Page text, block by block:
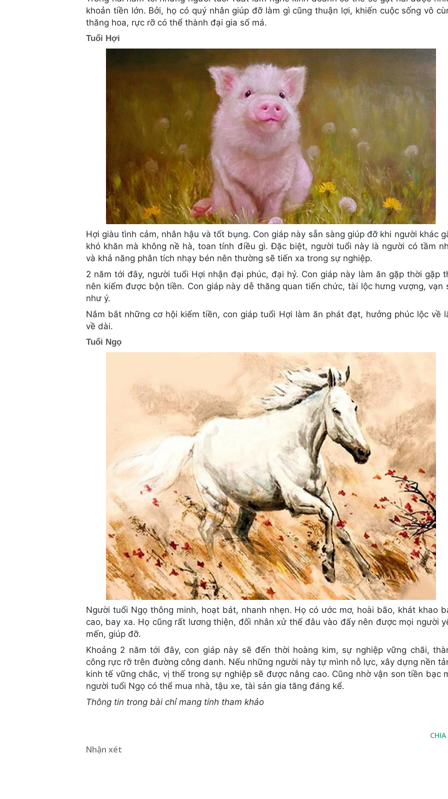
khoản tiền lớn. Bởi, họ có quý nhân giúp đỡ làm gì cũng thuận lợi, khiến cuộc sống vô
thăng hoa, rực rỡ có thể thành đại gia số má.
Tuổi Hợi
Hợi giàu tình cảm, nhân hậu và tốt bụng. Con giáp này sẵn sàng giúp đỡ khi người khác
khó khăn mà không nề hà, toan tính điều gì. Đặc biệt, người tuổi này là người có tầm
và khả năng phân tích nhạy bén nên thường sẽ tiến xa trong sự nghiệp.
2 năm tới đây, người tuổi Hợi nhận đại phúc, đại hỷ. Con giáp này làm ăn gặp thời gặp
nên kiếm được bộn tiền. Con giáp này dễ thăng quan tiến chức, tài lộc hưng vượng, vạn
như ý.
Nắm bắt những cơ hội kiếm tiền, con giáp tuổi Hợi làm ăn phát đạt, hưởng phúc lộc về
về dài.
Tuổi Ngọ
Người tuổi Ngọ thông minh, hoạt bát, nhanh nhẹn. Họ có ước mơ, hoài bão, khát khao
cao, bay xa. Họ cũng rất lương thiện, đối nhân xử thế đâu vào đấy nên được mọi người
mến, giúp đỡ.
Khoảng 2 năm tới đây, con giáp này sẽ đến thời hoàng kim, sự nghiệp vững chãi,
công rực rỡ trên đường công danh. Nếu những người này tự mình nỗ lực, xây dựng nền
kinh tế vững chắc, vị thế trong sự nghiệp sẽ được nâng cao. Cũng nhờ vận son tiền bạc
người tuổi Ngọ có thể mua nhà, tậu xe, tài sản gia tăng đáng kể.
Thông tin trong bài chỉ mang tính tham khảo
CHIA
Nhận xét